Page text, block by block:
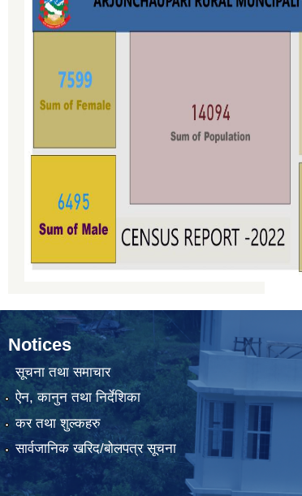
Notices
सूचना तथा समाचार
ऐन, कानुन तथा निर्देशिका
कर तथा शुल्कहरु
सार्वजानिक खरिद/बोलपत्र सूचना